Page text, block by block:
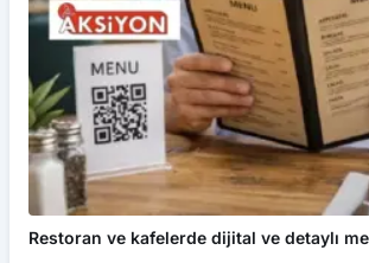
Restoran ve kafelerde dijital ve detaylı